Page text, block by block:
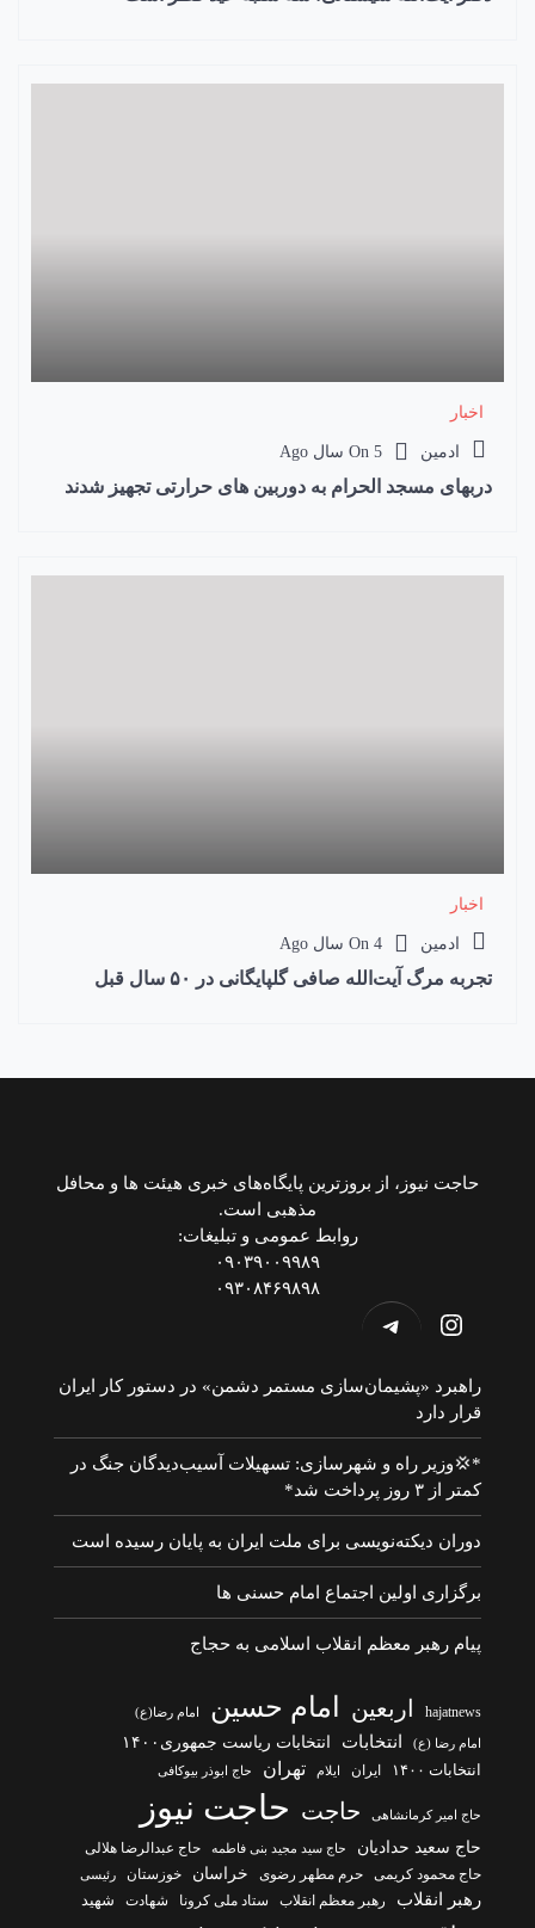
اخبار
ادمین On 5 سال Ago
دربهای مسجد الحرام به دوربین های حرارتی تجهیز شدند
اخبار
ادمین On 4 سال Ago
تجربه مرگ آیت‌الله صافی گلپایگانی در ۵۰ سال قبل
حاجت نیوز، از بروزترین پایگاه‌های خبری هیئت ها و محافل
مذهبی است.
روابط عمومی و تبلیغات:
۰۹۰۳۹۰۰۹۹۸۹
۰۹۳۰۸۴۶۹۸۹۸
اینستاگرم
تلگرام
راهبرد «پشیمان‌سازی مستمر دشمن» در دستور کار ایران
قرار دارد
*💢وزیر راه و شهرسازی: تسهیلات آسیب‌دیدگان جنگ در
کمتر از ۳ روز پرداخت شد*
دوران دیکته‌نویسی برای ملت ایران به پایان رسیده است
برگزاری اولین اجتماع امام حسنی ها
پیام رهبر معظم انقلاب اسلامی به حجاج
hajatnews اربعین امام حسین امام رضا(ع)
امام رضا (ع) انتخابات انتخابات ریاست جمهوری۱۴۰۰
انتخابات ۱۴۰۰ ایران ایلام تهران حاج ابوذر بیوکافی
حاج امیر کرمانشاهی حاجت حاجت نیوز
حاج سعید حدادیان حاج سید مجید بنی فاطمه
حاج عبدالرضا هلالی
حاج محمود کریمی
حرم مطهر رضوی خراسان خوزستان رئیسی
رهبر انقلاب رهبر معظم انقلاب ستاد ملی کرونا شهادت شهید